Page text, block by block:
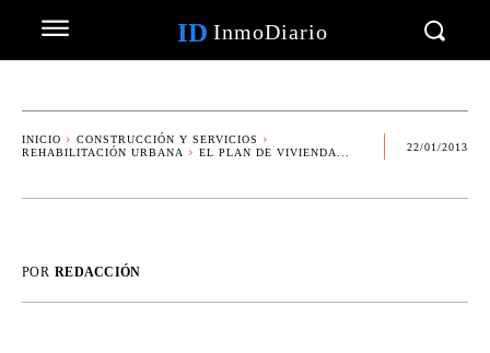
ID InmoDiario
INICIO
CONSTRUCCIÓN Y SERVICIOS
REHABILITACIÓN URBANA
EL PLAN DE VIVIENDA...
22/01/2013
POR REDACCIÓN